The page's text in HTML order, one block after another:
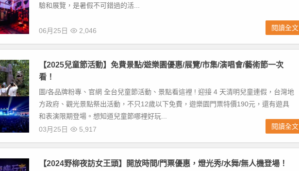
驗和展覽，是暑假不可錯過的活...
06月25日 2,046 閱讀全文
【2025兒童節活動】免費景點/遊樂園優惠/展覽/市集/演唱會/藝術節一次
看！
圖/各品牌粉專、官網 全台兒童節活動、景點看這裡 ! 迎接 4 天清明兒童連假，台灣地
方政府、觀光景點祭出活動，不只12歲以下免費，遊樂園門票特價190元，還有遊具
和表演限期登場。想知道兒童節哪裡好玩...
03月25日
5,917 閱讀全文
【2024野柳夜訪女王頭】開放時間/門票優惠，燈光秀/水舞/無人機登場！